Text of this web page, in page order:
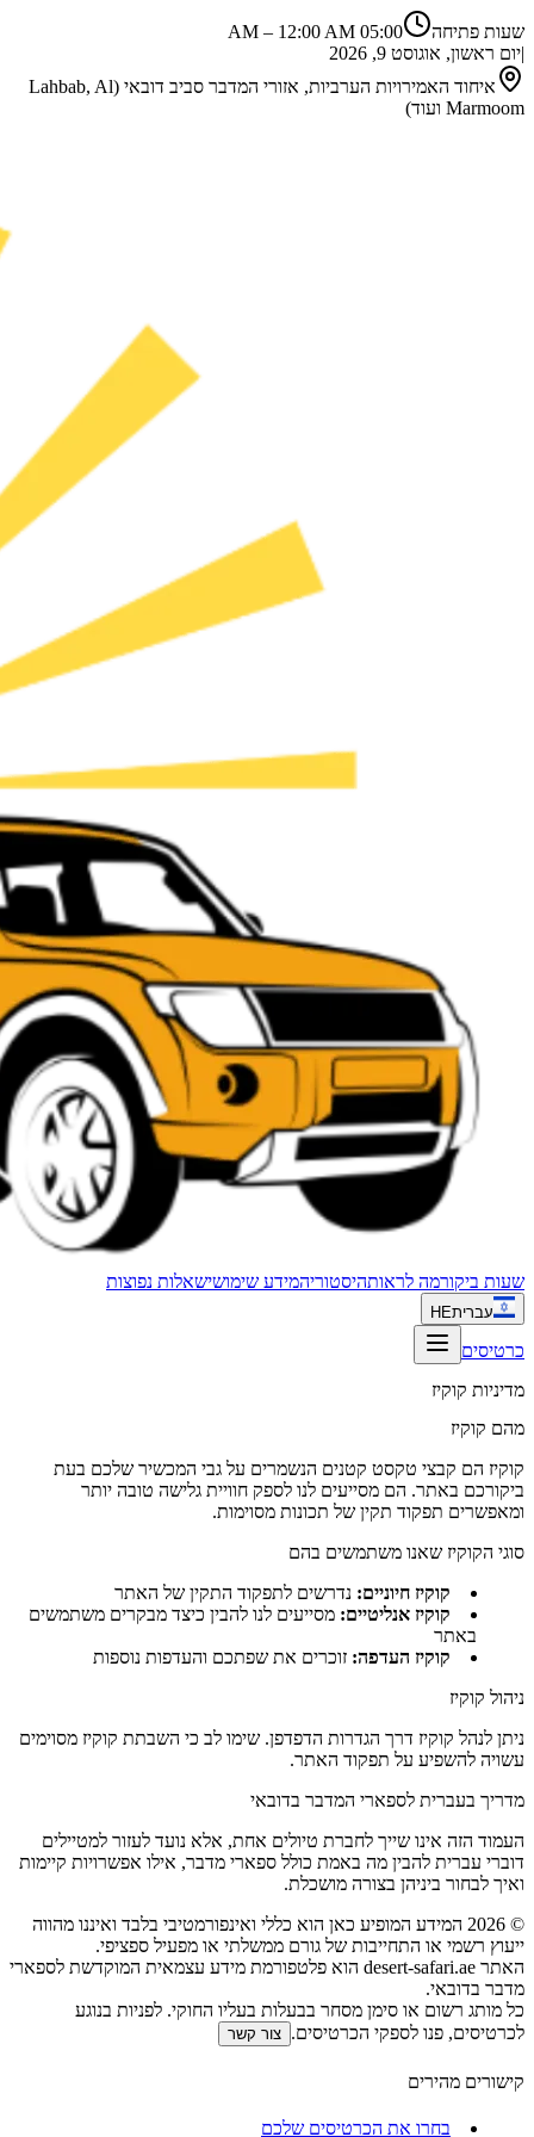
שעות פתיחה 05:00 AM
– 12:00 AM
|יום ראשון, אוגוסט 9, 2026
איחוד האמירויות הערביות, אזורי המדבר סביב דובאי (Lahbab, Al
Marmoom ועוד)
שעות ביקורמה לראותהיסטוריהמידע שימושישאלות נפוצות
עבריתHE
כרטיסים
מדיניות קוקיז
מהם קוקיז
קוקיז הם קבצי טקסט קטנים הנשמרים על גבי המכשיר שלכם בעת
ביקורכם באתר. הם מסייעים לנו לספק חוויית גלישה טובה יותר
ומאפשרים תפקוד תקין של תכונות מסוימות.
סוגי הקוקיז שאנו משתמשים בהם
קוקיז חיוניים: נדרשים לתפקוד התקין של האתר
קוקיז אנליטיים: מסייעים לנו להבין כיצד מבקרים משתמשים
באתר
קוקיז העדפה: זוכרים את שפתכם והעדפות נוספות
ניהול קוקיז
ניתן לנהל קוקיז דרך הגדרות הדפדפן. שימו לב כי השבתת קוקיז מסוימים
עשויה להשפיע על תפקוד האתר.
מדריך בעברית לספארי המדבר בדובאי
העמוד הזה אינו שייך לחברת טיולים אחת, אלא נועד לעזור למטיילים
דוברי עברית להבין מה באמת כולל ספארי מדבר, אילו אפשרויות קיימות
ואיך לבחור ביניהן בצורה מושכלת.
©
2026 המידע המופיע כאן הוא כללי ואינפורמטיבי בלבד ואיננו מהווה
ייעוץ רשמי או התחייבות של גורם ממשלתי או מפעיל ספציפי.
האתר desert-safari.ae הוא פלטפורמת מידע עצמאית המוקדשת לספארי
מדבר בדובאי.
כל מותג רשום או סימן מסחר בבעלות בעליו החוקי. לפניות בנוגע
לכרטיסים, פנו לספקי הכרטיסים. צור קשר
קישורים מהירים
בחרו את הכרטיסים שלכם